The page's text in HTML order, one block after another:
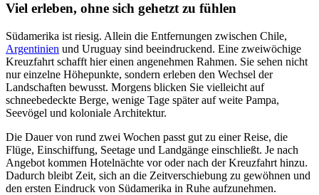
Viel erleben, ohne sich gehetzt zu fühlen
Südamerika ist riesig. Allein die Entfernungen zwischen Chile,
Argentinien und Uruguay sind beeindruckend. Eine zweiwöchige
Kreuzfahrt schafft hier einen angenehmen Rahmen. Sie sehen nicht
nur einzelne Höhepunkte, sondern erleben den Wechsel der
Landschaften bewusst. Morgens blicken Sie vielleicht auf
schneebedeckte Berge, wenige Tage später auf weite Pampa,
Seevögel und koloniale Architektur.
Die Dauer von rund zwei Wochen passt gut zu einer Reise, die
Flüge, Einschiffung, Seetage und Landgänge einschließt. Je nach
Angebot kommen Hotelnächte vor oder nach der Kreuzfahrt hinzu.
Dadurch bleibt Zeit, sich an die Zeitverschiebung zu gewöhnen und
den ersten Eindruck von Südamerika in Ruhe aufzunehmen.